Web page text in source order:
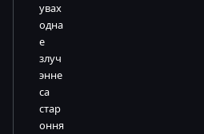
увах
одна
е
злуч
энне
са
стар
оння